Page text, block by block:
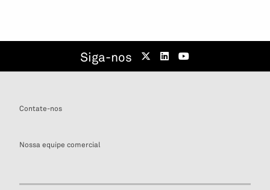
Siga-nos
Contate-nos
Nossa equipe comercial